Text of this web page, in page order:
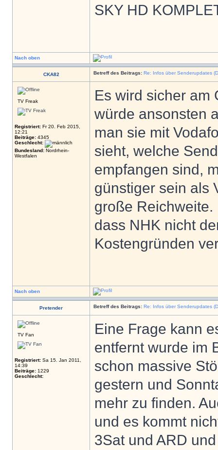
SKY HD
Nach oben
CKA82 Betreff des Beitrags: Re: Infos über Senderupdates
TV Freak
Registriert: Fr 20. Feb 2015,
12:21
Beiträge: 4345
Geschlecht:
Bundesland: Nordrhein-
Westfalen
Es wird sicher am
würde ansonsten
man sie mit
sieht, welche
empfangen sind,
günstiger sein als
große
dass NHK nicht
Kostengründen
Nach oben
Pretender Betreff des Beitrags: Re: Infos über Senderupdates
TV Fan
Registriert: Sa 15. Jan 2011,
14:39
Beiträge: 1229
Geschlecht:
Eine Frage kann
entfernt wurde im
schon massive
gestern und
mehr zu finden.
und es kommt
3Sat und ARD